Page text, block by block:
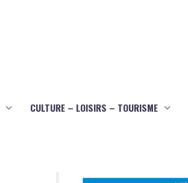
CULTURE – LOISIRS – TOURISME